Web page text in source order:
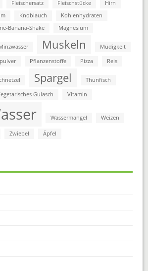
Fleischersatz Fleischstücke
Hirn
Knoblauch
Kohlenhydraten
Banana-Shake Magnesium
Muskeln Müdigkeit
Pflanzenstoffe Pizza Reis
Spargel Thunfisch
Gulasch Vitamin
Wassermangel Weizen
Zwiebel Äpfel